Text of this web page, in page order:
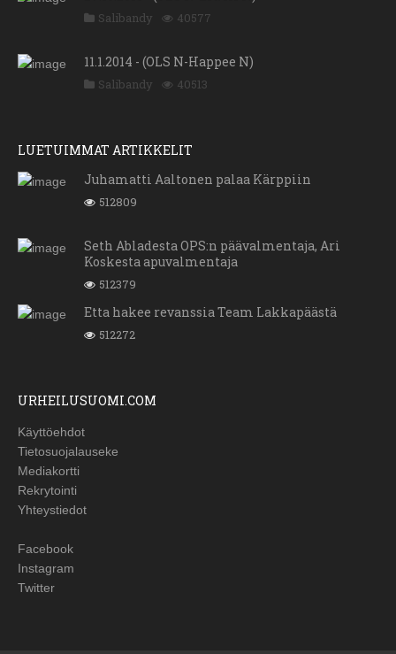
Salibandy 40577
11.1.2014 - (OLS N-Happee N)
Salibandy 40513
LUETUIMMAT ARTIKKELIT
Juhamatti Aaltonen palaa Kärppiin
512809
Seth Abladesta OPS:n päävalmentaja, Ari
Koskesta apuvalmentaja
512379
Etta hakee revanssia Team Lakkapäästä
512272
URHEILUSUOMI.COM
Käyttöehdot
Tietosuojalauseke
Mediakortti
Rekrytointi
Yhteystiedot
Facebook
Instagram
Twitter